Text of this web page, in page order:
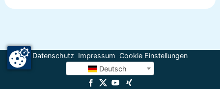
Datenschutz Impressum Cookie Einstellungen
Deutsch